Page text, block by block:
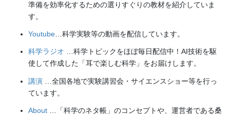
準備を効率化するための選りすぐりの教材を紹介していま
す。
Youtube …科学実験等の動画を配信しています。
科学ラジオ …科学トピックをほぼ毎日配信中！AI技術を駆
使して作成した「耳で楽しむ科学」をお届けします。
講演 …全国各地で実験講習会・サイエンスショー等を行っ
ています。
About …「科学のネタ帳」のコンセプトや、運営者である桑